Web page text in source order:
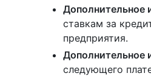
Дополнительное
ставкам за
предприятия.
Дополнительное
следующего